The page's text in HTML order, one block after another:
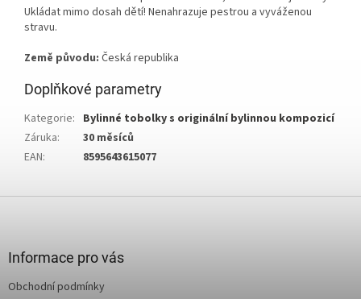
Ukládat mimo dosah dětí! Nenahrazuje pestrou a vyváženou
stravu.
Země původu: Česká republika
Doplňkové parametry
Kategorie: Bylinné tobolky s originální bylinnou kompozicí
Záruka:
30 měsíců
EAN: 8595643615077
Informace pro vás
Obchodní podmínky